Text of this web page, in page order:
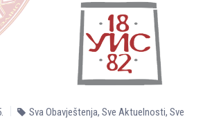
Sva Obavještenja, Sve Aktuelnosti, Sve